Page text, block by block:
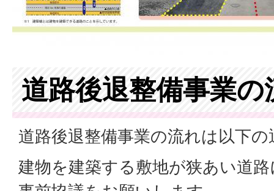
道路後退整備事業の
道路後退整備事業の流れは以下
建物を建築する敷地が狭あい道